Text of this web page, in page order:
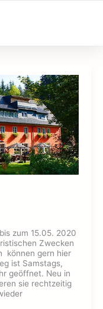
zum 15.05. 2020
Zwecken
können gern hier
ist Samstags,
geöffnet. Neu in
sie rechtzeitig